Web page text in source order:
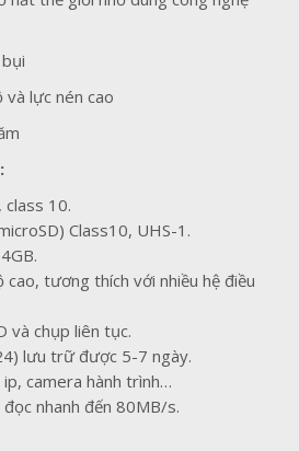
lực nén cao
class 10.
Class10, UHS-1.
tương thích với nhiều hệ điều
và chụp liên tục.
lưu trữ được 5-7 ngày.
camera hành trình…
nhanh đến 80MB/s.